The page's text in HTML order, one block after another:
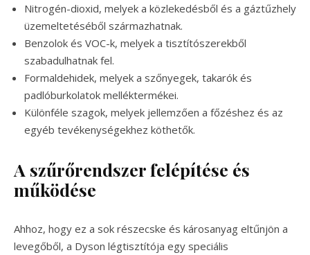
Nitrogén-dioxid, melyek a közlekedésből és a gáztűzhely
üzemeltetéséből származhatnak.
Benzolok és VOC-k, melyek a tisztítószerekből
szabadulhatnak fel.
Formaldehidek, melyek a szőnyegek, takarók és
padlóburkolatok melléktermékei.
Különféle szagok, melyek jellemzően a főzéshez és az
egyéb tevékenységekhez köthetők.
A szűrőrendszer felépítése és
működése
Ahhoz, hogy ez a sok részecske és károsanyag eltűnjön a
levegőből, a Dyson légtisztítója egy speciális